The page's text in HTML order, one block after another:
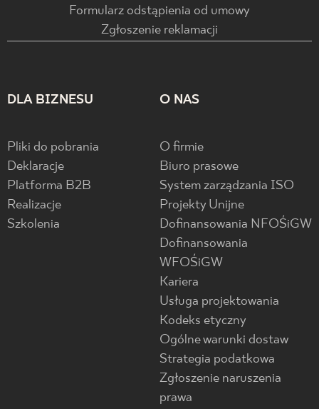
Formularz odstąpienia od umowy
Zgłoszenie reklamacji
DLA BIZNESU
Pliki do pobrania
Deklaracje
Platforma B2B
Realizacje
Szkolenia
O NAS
O firmie
Biuro prasowe
System zarządzania ISO
Projekty Unijne
Dofinansowania NFOŚiGW
Dofinansowania
WFOŚiGW
Kariera
Usługa projektowania
Kodeks etyczny
Ogólne warunki dostaw
Strategia podatkowa
Zgłoszenie naruszenia
prawa